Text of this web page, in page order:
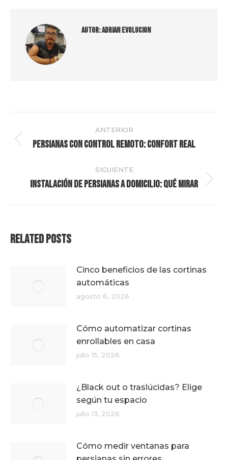
Autor:Adrian Evolucion
entre
ANTERIOR
Publicación
Persianas con control remoto: confort real
SIGUIENTE
Publicación
Instalación de persianas a domicilio: qué mirar
Related Posts
Cinco beneficios de las cortinas
automáticas
agosto 6, 2026
Cómo automatizar cortinas
enrollables en casa
julio 15, 2026
¿Black out o traslúcidas? Elige
según tu espacio
julio 13, 2026
Cómo medir ventanas para